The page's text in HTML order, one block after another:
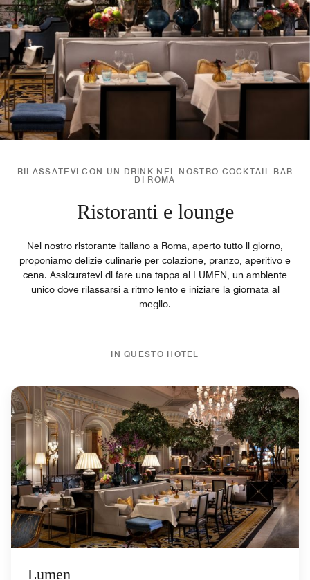
RILASSATEVI CON UN DRINK NEL NOSTRO COCKTAIL BAR
DI ROMA
Ristoranti e lounge
Nel nostro ristorante italiano a Roma, aperto tutto il giorno,
proponiamo delizie culinarie per colazione, pranzo, aperitivo e
cena. Assicuratevi di fare una tappa al LUMEN, un ambiente
unico dove rilassarsi a ritmo lento e iniziare la giornata al
meglio.
IN QUESTO HOTEL
Lumen